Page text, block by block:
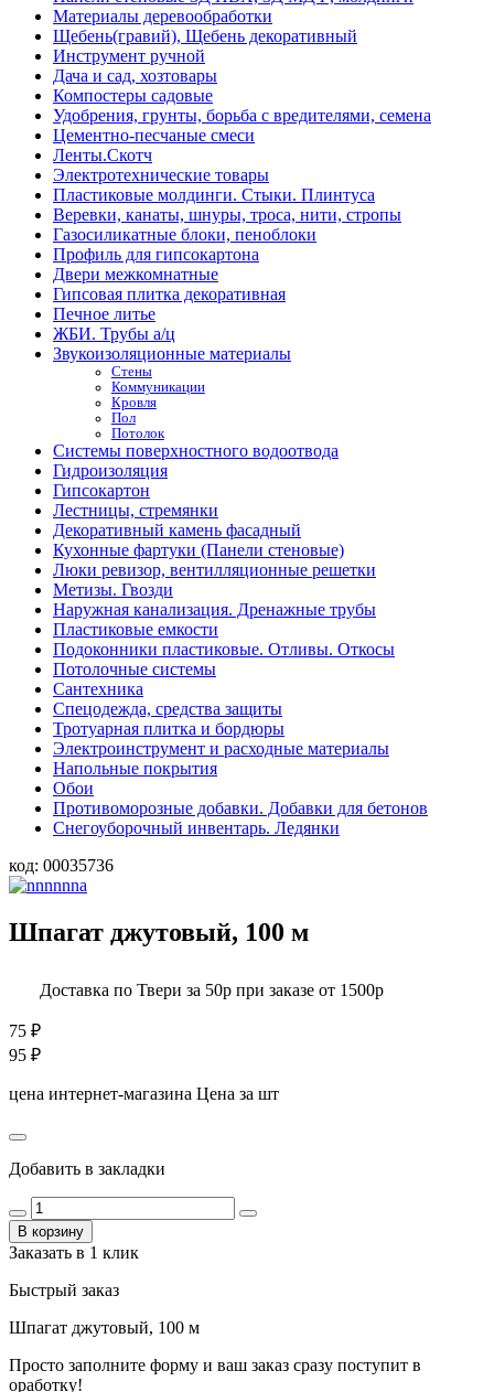
Материалы деревообработки
Щебень(гравий), Щебень декоративный
Инструмент ручной
Дача и сад, хозтовары
Компостеры садовые
Удобрения, грунты, борьба с вредителями, семена
Цементно-песчаные смеси
Ленты.Скотч
Электротехнические товары
Пластиковые молдинги. Стыки. Плинтуса
Веревки, канаты, шнуры, троса, нити, стропы
Газосиликатные блоки, пеноблоки
Профиль для гипсокартона
Двери межкомнатные
Гипсовая плитка декоративная
Печное литье
ЖБИ. Трубы а/ц
Звукоизоляционные материалы
Стены
Коммуникации
Кровля
Пол
Потолок
Системы поверхностного водоотвода
Гидроизоляция
Гипсокартон
Лестницы, стремянки
Декоративный камень фасадный
Кухонные фартуки (Панели стеновые)
Люки ревизор, вентилляционные решетки
Метизы. Гвозди
Наружная канализация. Дренажные трубы
Пластиковые емкости
Подоконники пластиковые. Отливы. Откосы
Потолочные системы
Сантехника
Спецодежда, средства защиты
Тротуарная плитка и бордюры
Электроинструмент и расходные материалы
Напольные покрытия
Обои
Противоморозные добавки. Добавки для бетонов
Снегоуборочный инвентарь. Ледянки
код: 00035736
Шпагат джутовый, 100 м
Доставка по Твери за 50р при заказе от 1500р
75 ₽
95 ₽
цена интернет-магазина Цена за шт
Добавить в закладки
В корзину
Заказать в 1 клик
Быстрый заказ
Шпагат джутовый, 100 м
Просто заполните форму и ваш заказ сразу поступит в
оработку!